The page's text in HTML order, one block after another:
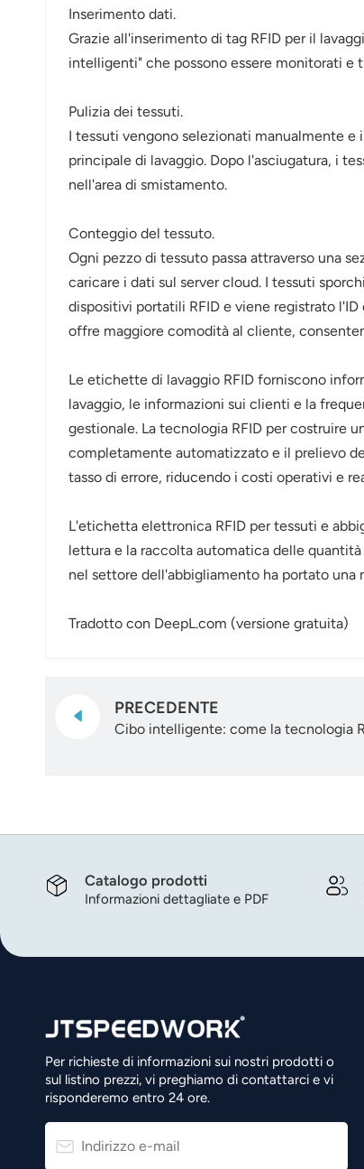
Inserimento dati.
Grazie all'inserimento di tag RFID per il
intelligenti" che possono essere monitorati
Pulizia dei tessuti.
I tessuti vengono selezionati manualmente
principale di lavaggio. Dopo l'asciugatura, i
nell'area di smistamento.
Conteggio del tessuto.
Ogni pezzo di tessuto passa attraverso una
caricare i dati sul server cloud. I tessuti
dispositivi portatili RFID e viene registrato
offre maggiore comodità al cliente,
Le etichette di lavaggio RFID forniscono
lavaggio, le informazioni sui clienti e la
gestionale. La tecnologia RFID per costruire
completamente automatizzato e il prelievo
tasso di errore, riducendo i costi operativi e
L'etichetta elettronica RFID per tessuti e
lettura e la raccolta automatica delle
nel settore dell'abbigliamento ha portato
Tradotto con DeepL.com (versione gratuita)
PRECEDENTE
Cibo intelligente: come la tecnologia
Catalogo prodotti
Informazioni dettagliate e PDF
Per richieste di informazioni sui nostri prodotti o
sul listino prezzi, vi preghiamo di contattarci e vi
risponderemo entro 24 ore.